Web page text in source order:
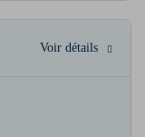
Voir détails